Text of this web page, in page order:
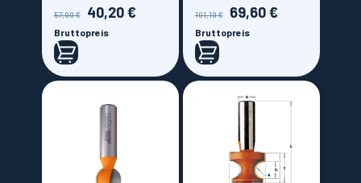
Verkaufspreis
57,00 € Preis
40,20 €
Bruttopreis
Verkaufspreis
101,10 € Preis
69,60 €
Bruttopreis